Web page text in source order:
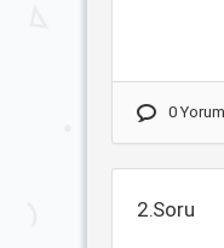
0 Yorum
2.Soru